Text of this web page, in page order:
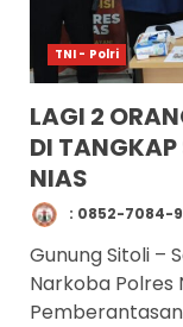
TNI - Polri
LAGI 2
DI TANGKAP
NIAS
: 0852-7084-
Gunung Sitoli –
Narkoba Polres